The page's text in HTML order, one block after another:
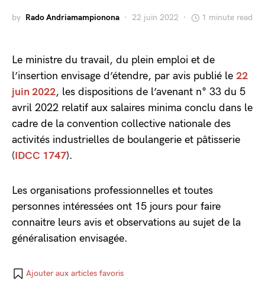
by Rado Andriamampionona 22 juin 2022 1 minute read
Le ministre du travail, du plein emploi et de
l’insertion envisage d’étendre, par avis publié le 22
juin 2022, les dispositions de l’avenant n° 33 du 5
avril 2022 relatif aux salaires minima conclu dans le
cadre de la convention collective nationale des
activités industrielles de boulangerie et pâtisserie
(IDCC 1747).
Les organisations professionnelles et toutes
personnes intéressées ont 15 jours pour faire
connaitre leurs avis et observations au sujet de la
généralisation envisagée.
Ajouter aux articles favoris